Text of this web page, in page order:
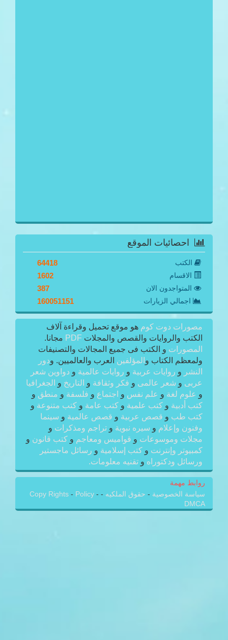
احصائيات الموقع
الكتب 64418
الاقسام 1602
المتواجدون الان 387
اجمالي الزيارات 160051151
مصورات دوت كوم هو موقع تحميل وقراءة آلاف
الكتب والروايات والقصص والمجلات PDF مجانا.
المصورات و الكتب فى جميع المجالات والتصنيفات
ولمعظم الكتاب و المؤلفين العرب والعالميين. ودور
النشر و روايات عربية و روايات عالمية و دواوين شعر
عربى و شعر عالمى و فكر وثقافة و التاريخ و الجغرافيا
و علوم لغة و علم نفس و اجتماع و فلسفة و منطق و
كتب أدبية و كتب علمية و كتب عامة و كتب متنوعة و
كتب طب و قصص عربية و قصص عالمية و سينما
وفنون وإعلام و سيره نبوية و تراجم ومذكرات و
مجلات وموسوعات و قواميس ومعاجم و كتب قانون و
كمبيوتر وإنترنت و كتب إسلامية و رسائل ماجستير
ورسائل ودكتوراه و تقنيه معلومات.
روابط مهمة
سياسة الخصوصية - حقوق الملكيه -
Copy Rights - Policy -
DMCA